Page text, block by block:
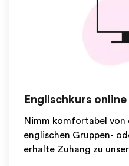
Englischkurs online
Nimm komfortabel von
englischen Gruppen-
erhalte Zuhang zu